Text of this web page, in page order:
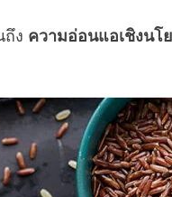
ง ความอ่อนแอเชิงนโ